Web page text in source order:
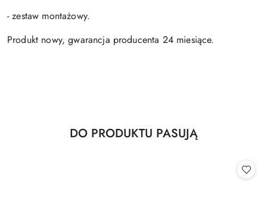
- zestaw montażowy.
Produkt nowy, gwarancja producenta 24 miesiące.
Pomiń karuzelę produktów
Produkty
DO PRODUKTU PASUJĄ